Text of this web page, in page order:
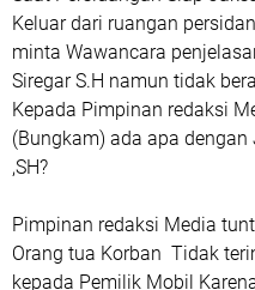
Keluar dari ruangan
minta Wawancara
Siregar S.H namun tidak
Kepada Pimpinan redaksi
(Bungkam) ada apa
,SH?
Pimpinan redaksi Media
Orang tua Korban Tidak
kepada Pemilik Mobil